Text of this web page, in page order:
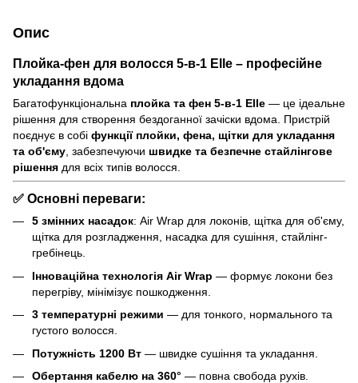
Опис
Плойка-фен для волосся 5-в-1 Elle – професійне
укладання вдома
Багатофункціональна плойка та фен 5-в-1 Elle — це ідеальне
рішення для створення бездоганної зачіски вдома. Пристрій
поєднує в собі функції плойки, фена, щітки для укладання
та об'єму , забезпечуючи швидке та безпечне стайлінгове
рішення для всіх типів волосся.
✅ Основні переваги:
5 змінних насадок: Air Wrap для локонів, щітка для об'єму,
щітка для розгладження, насадка для сушіння, стайлінг-
гребінець.
Інноваційна технологія Air Wrap — формує локони без
перегріву, мінімізує пошкодження.
3 температурні режими — для тонкого, нормального та
густого волосся.
Потужність 1200 Вт — швидке сушіння та укладання.
Обертання кабелю на 360° — повна свобода рухів.